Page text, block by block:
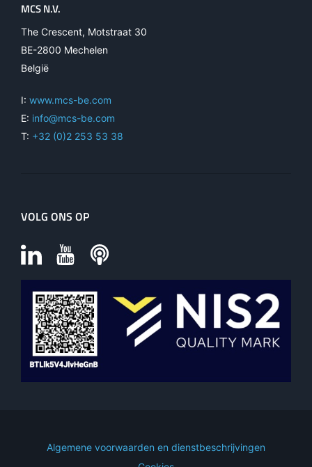
MCS N.V.
The Crescent, Motstraat 30
BE-2800 Mechelen
België
I: www.mcs-be.com
E: info@mcs-be.com
T: +32 (0)2 253 53 38
VOLG ONS OP
Algemene voorwaarden en dienstbeschrijvingen